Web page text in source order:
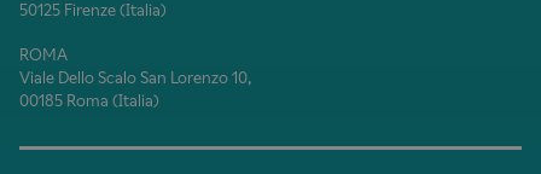
50125 Firenze (Italia)
ROMA
Viale Dello Scalo San Lorenzo 10,
00185 Roma (Italia)